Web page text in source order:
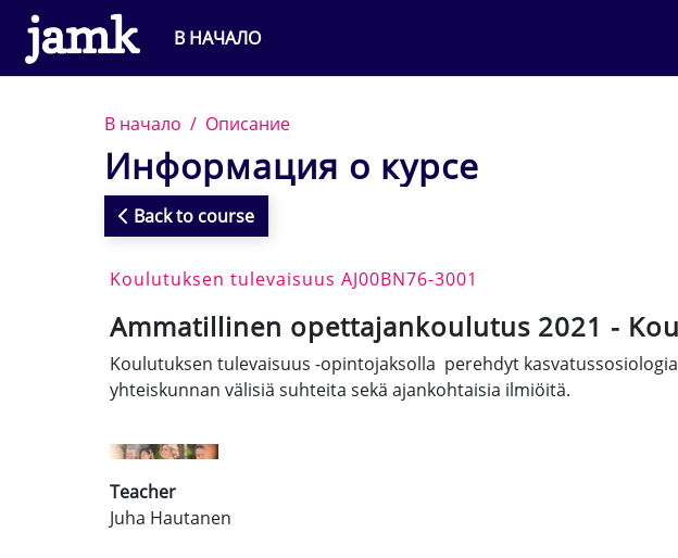
Перейти к основному содержанию
В НАЧАЛО
В начало Описание
Информация о курсе
Back to course
Koulutuksen tulevaisuus AJ00BN76-3001
Ammatillinen opettajankoulutus 2021 -
Koulutuksen tulevaisuus -opintojaksolla perehdyt
yhteiskunnan välisiä suhteita sekä ajankohtaisia ilmiöitä.
Teacher
Juha Hautanen